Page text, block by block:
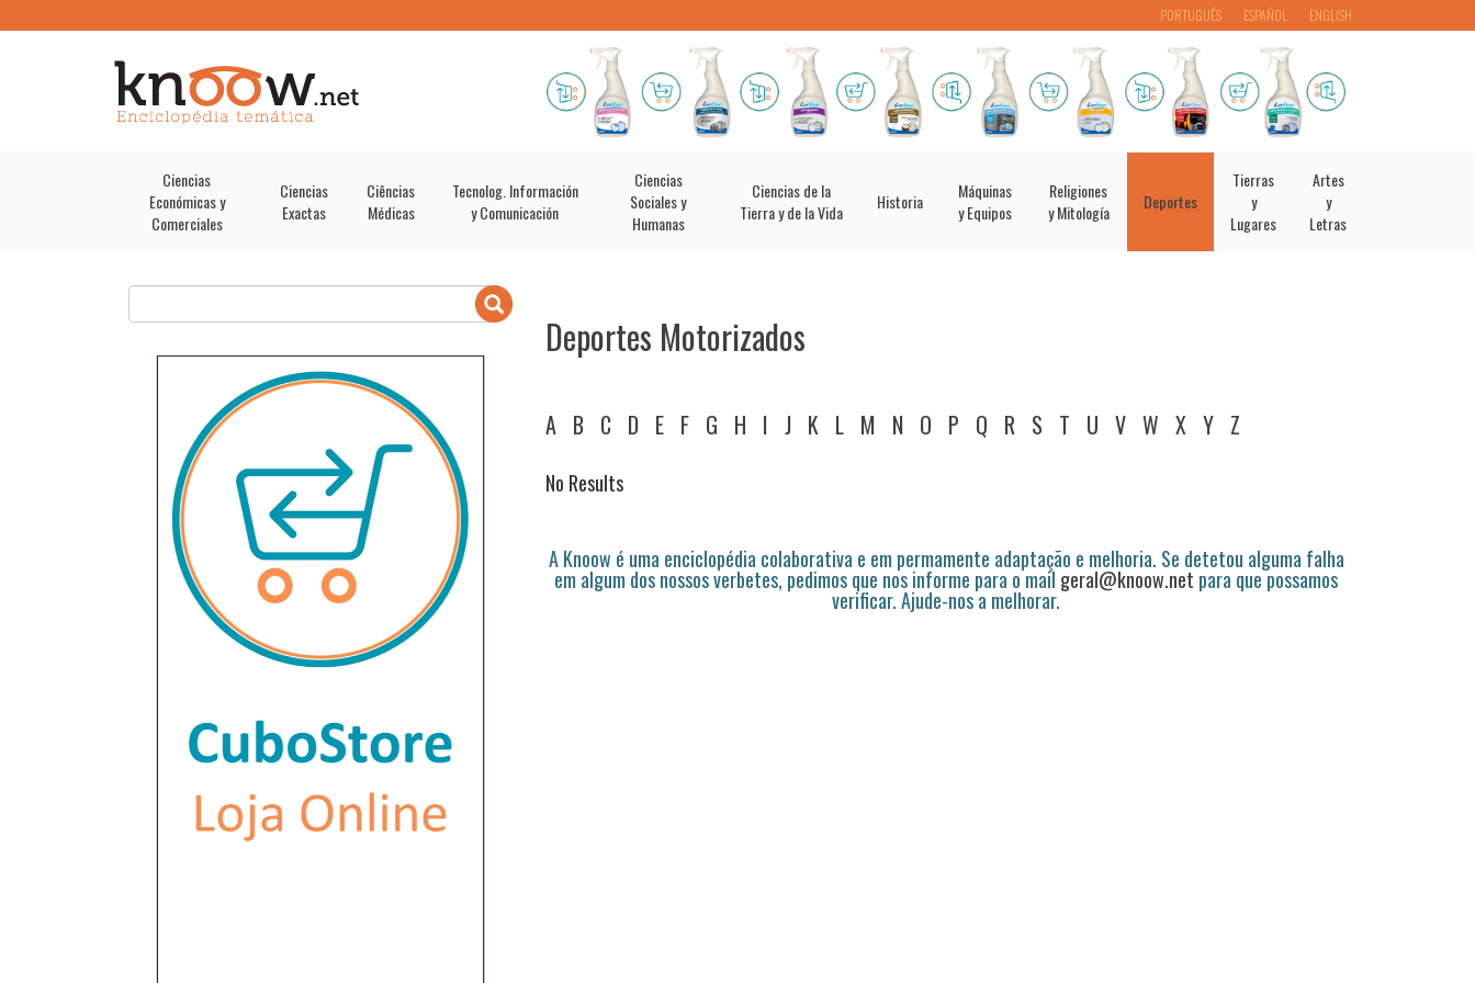
PORTUGUÊS ESPAÑOL ENGLISH
Ciencias
Económicas y
Comerciales
Ciencias
Exactas
Ciências
Médicas
Tecnolog. Información
y Comunicación
Ciencias
Sociales y
Humanas
Ciencias de la
Tierra y de la Vida
Historia
Máquinas
y Equipos
Religiones
y Mitología
Deportes
Tierras
y
Lugares
Artes
y
Letras
Deportes Motorizados
A B C D E F G H I J K L M N O P Q R S T U V W X Y Z
No Results
A Knoow é uma enciclopédia colaborativa e em permamente adaptação e melhoria. Se detetou alguma falha
em algum dos nossos verbetes, pedimos que nos informe para o mail geral@knoow.net para que possamos
verificar. Ajude-nos a melhorar.